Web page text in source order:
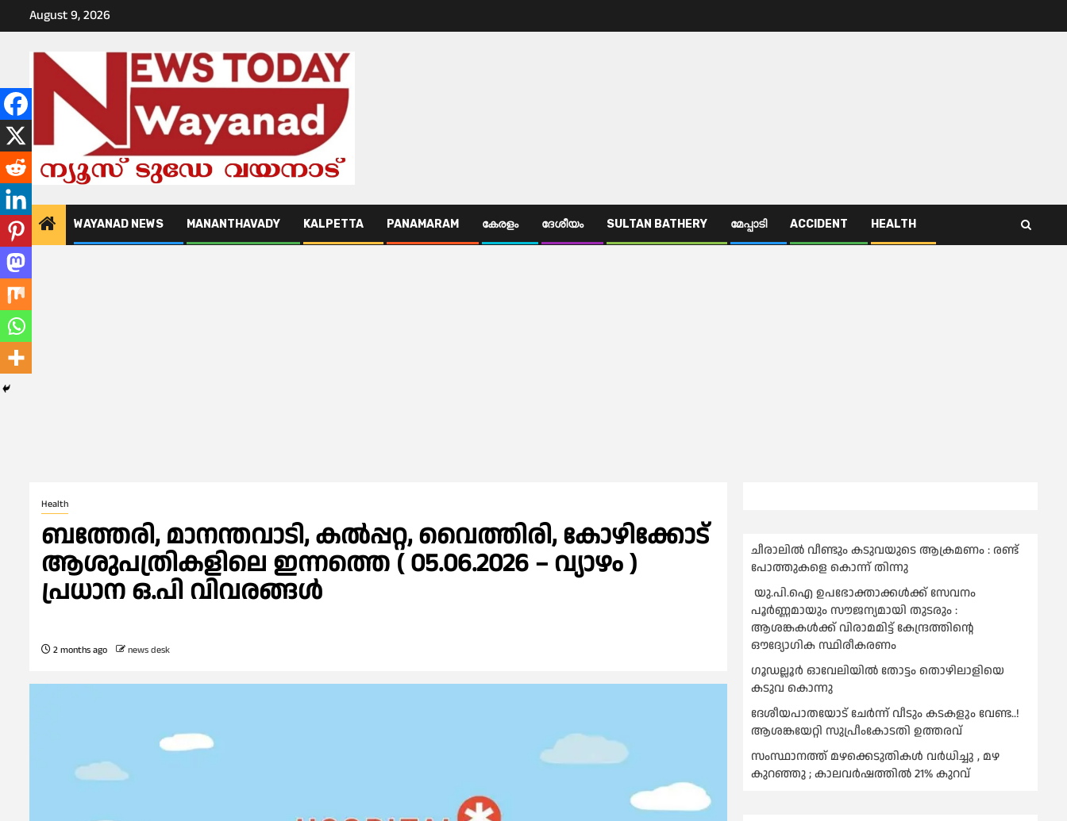
to
August 9, 2026
WAYANAD NEWS MANANTHAVADY KALPETTA PANAMARAM കേരളം ദേശീയം SULTAN BATHERY മേപ്പാടി ACCIDENT HEALTH
Health
ബത്തേരി, മാനന്തവാടി, കൽപ്പറ്റ, വൈത്തിരി, കോഴിക്കോട്
ആശുപത്രികളിലെ ഇന്നത്തെ ( 05.06.2026 – വ്യാഴം )
പ്രധാന ഒ.പി വിവരങ്ങൾ
2 months ago news desk
ചീരാലിൽ വീണ്ടും കടുവയുടെ ആക്രമണം : രണ്ട്
പോത്തുകളെ കൊന്ന് തിന്നു
യു.പി.ഐ ഉപഭോക്താക്കള്‍ക്ക് സേവനം
പൂര്‍ണ്ണമായും സൗജന്യമായി തുടരും :
ആശങ്കകള്‍ക്ക് വിരാമമിട്ട് കേന്ദ്രത്തിന്റെ
ഔദ്യോഗിക സ്ഥിരീകരണം
ഗൂഡല്ലൂർ ഓവേലിയിൽ തോട്ടം തൊഴിലാളിയെ
കടുവ കൊന്നു
ദേശീയപാതയോട് ചേര്‍ന്ന് വീടും കടകളും വേണ്ട..!
ആശങ്കയേറ്റി സുപ്രീംകോടതി ഉത്തരവ്
സംസ്ഥാനത്ത് മഴക്കെടുതികള്‍ വര്‍ധിച്ചു , മഴ
കുറഞ്ഞു ; കാലവര്‍ഷത്തില്‍ 21% കുറവ്